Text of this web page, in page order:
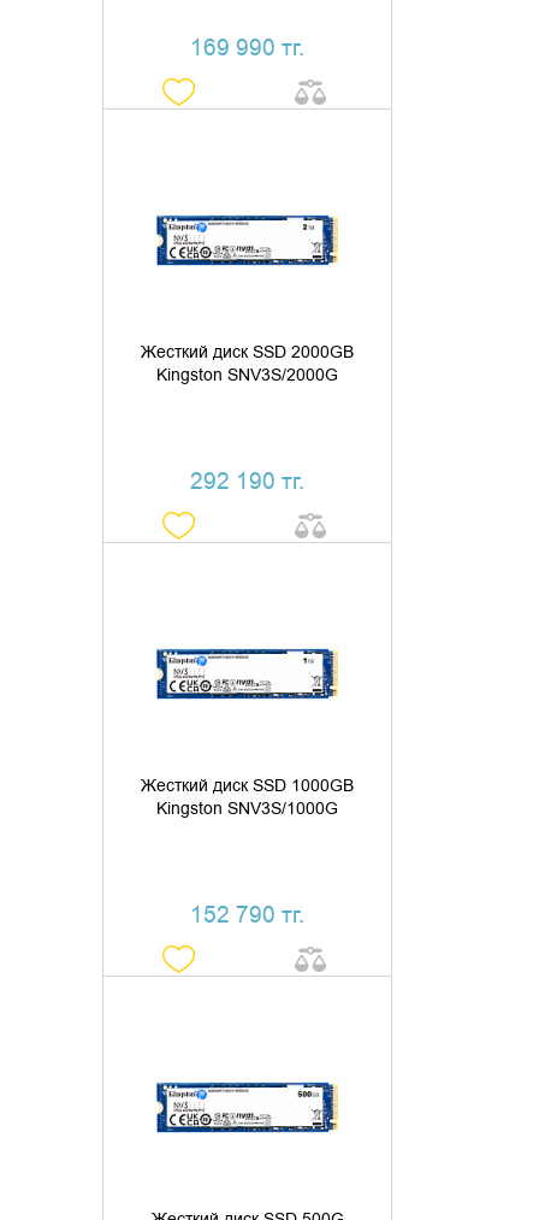
169 990 тг.
Жесткий диск SSD 2000GB
Kingston SNV3S/2000G
292 190 тг.
КУПИТЬ В 1 КЛИК
Жесткий диск SSD 1000GB
Kingston SNV3S/1000G
152 790 тг.
КУПИТЬ В 1 КЛИК
КУПИТЬ В 1 КЛИК